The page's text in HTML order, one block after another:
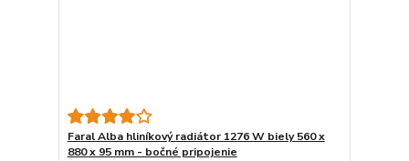
Faral Alba hliníkový radiátor 1276 W biely 560 x
880 x 95 mm - bočné pripojenie